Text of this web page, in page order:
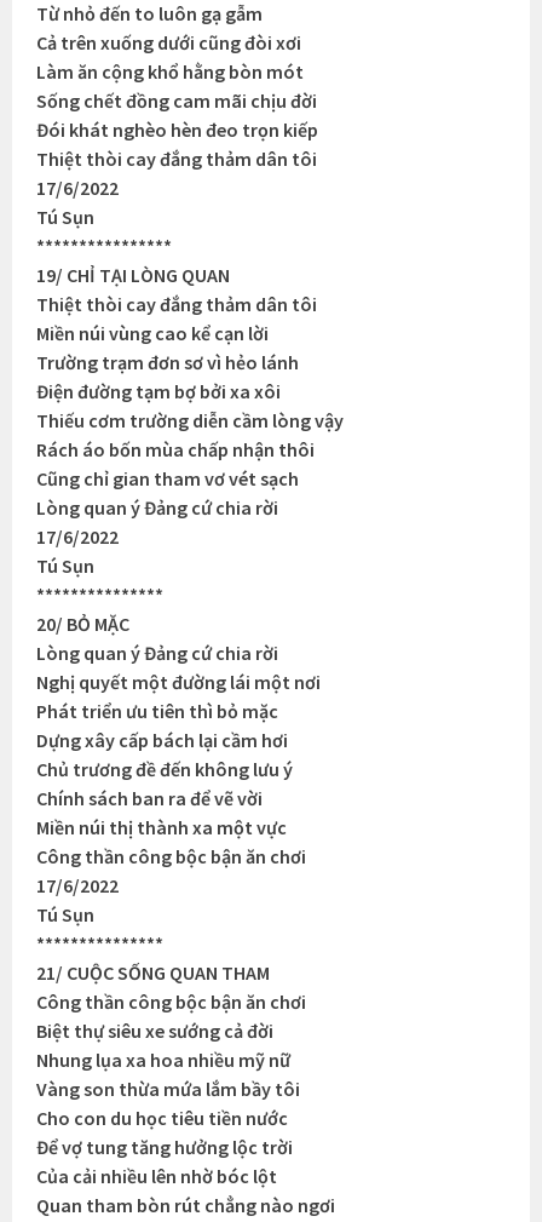
Từ nhỏ đến to luôn gạ gẫm
Cả trên xuống dưới cũng đòi xơi
Làm ăn cộng khổ hằng bòn mót
Sống chết đồng cam mãi chịu đời
Đói khát nghèo hèn đeo trọn kiếp
Thiệt thòi cay đắng thảm dân tôi
17/6/2022
Tú Sụn
****************
19/ CHỈ TẠI LÒNG QUAN
Thiệt thòi cay đắng thảm dân tôi
Miền núi vùng cao kể cạn lời
Trường trạm đơn sơ vì hẻo lánh
Điện đường tạm bợ bởi xa xôi
Thiếu cơm trường diễn cầm lòng vậy
Rách áo bốn mùa chấp nhận thôi
Cũng chỉ gian tham vơ vét sạch
Lòng quan ý Đảng cứ chia rời
17/6/2022
Tú Sụn
***************
20/ BỎ MẶC
Lòng quan ý Đảng cứ chia rời
Nghị quyết một đường lái một nơi
Phát triển ưu tiên thì bỏ mặc
Dựng xây cấp bách lại cầm hơi
Chủ trương đề đến không lưu ý
Chính sách ban ra để vẽ vời
Miền núi thị thành xa một vực
Công thần công bộc bận ăn chơi
17/6/2022
Tú Sụn
***************
21/ CUỘC SỐNG QUAN THAM
Công thần công bộc bận ăn chơi
Biệt thự siêu xe sướng cả đời
Nhung lụa xa hoa nhiều mỹ nữ
Vàng son thừa mứa lắm bầy tôi
Cho con du học tiêu tiền nước
Để vợ tung tăng hưởng lộc trời
Của cải nhiều lên nhờ bóc lột
Quan tham bòn rút chẳng nào ngơi